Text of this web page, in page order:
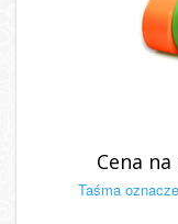
Cena
Taśma